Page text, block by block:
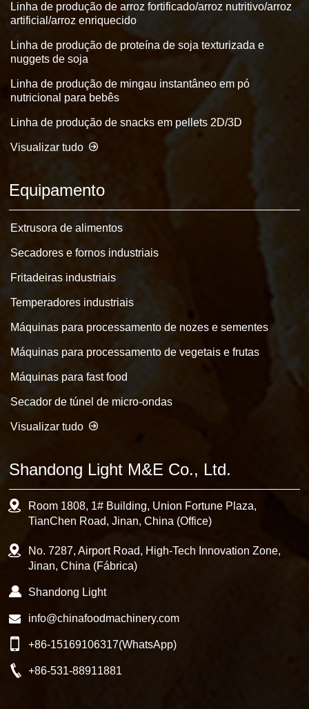
Linha de produção de arroz fortificado/arroz nutritivo/arroz
artificial/arroz enriquecido
Linha de produção de proteína de soja texturizada e
nuggets de soja
Linha de produção de mingau instantâneo em pó
nutricional para bebês
Linha de produção de snacks em pellets 2D/3D
Visualizar tudo
Equipamento
Extrusora de alimentos
Secadores e fornos industriais
Fritadeiras industriais
Temperadores industriais
Máquinas para processamento de nozes e sementes
Máquinas para processamento de vegetais e frutas
Máquinas para fast food
Secador de túnel de micro-ondas
Visualizar tudo
Shandong Light M&E Co., Ltd.
Room 1808, 1# Building, Union Fortune Plaza,
TianChen Road, Jinan, China (Office)
No. 7287, Airport Road, High-Tech Innovation Zone,
Jinan, China (Fábrica)
Shandong Light
info@chinafoodmachinery.com
+86-15169106317(WhatsApp)
+86-531-88911881